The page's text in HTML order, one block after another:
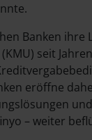
Banken ihre
seit
eröffne
– weiter